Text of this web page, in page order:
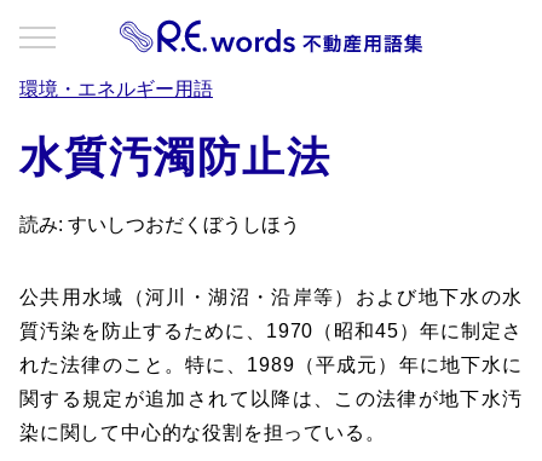
環境・エネルギー用語
水質汚濁防止法
読み: すいしつおだくぼうしほう
公共用水域（河川・湖沼・沿岸等）および地下水の水
質汚染を防止するために、1970（昭和45）年に制定さ
れた法律のこと。特に、1989（平成元）年に地下水に
関する規定が追加されて以降は、この法律が地下水汚
染に関して中心的な役割を担っている。